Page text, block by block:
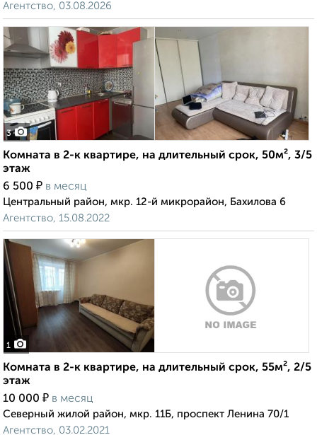
Агентство, 03.08.2026
3
Комната в 2-к квартире, на длительный срок, 50м², 3/5
этаж
6 500 ₽ в месяц
Центральный район, мкр. 12-й микрорайон, Бахилова 6
Агентство, 15.08.2022
1
Комната в 2-к квартире, на длительный срок, 55м², 2/5
этаж
10 000 ₽ в месяц
Северный жилой район, мкр. 11Б, проспект Ленина 70/1
Агентство, 03.02.2021